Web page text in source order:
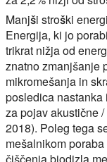
Manjši stroški
Energija, ki jo
trikrat nižja od
znatno zmanjšanje
mikromešanja in
posledica
za pojav akustične
2018). Poleg tega
mešalnikom